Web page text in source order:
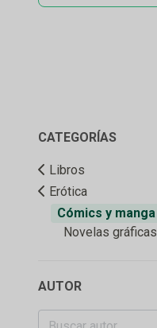
CATEGORÍAS
Libros
Erótica
Cómics y manga
Novelas gráficas
AUTOR